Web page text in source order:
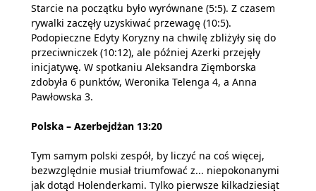
Starcie na początku było wyrównane (5:5). Z czasem
rywalki zaczęły uzyskiwać przewagę (10:5).
Podopieczne Edyty Koryzny na chwilę zbliżyły się do
przeciwniczek (10:12), ale później Azerki przejęły
inicjatywę. W spotkaniu Aleksandra Zięmborska
zdobyła 6 punktów, Weronika Telenga 4, a Anna
Pawłowska 3.
Polska – Azerbejdżan 13:20
Tym samym polski zespół, by liczyć na coś więcej,
bezwzględnie musiał triumfować z... niepokonanymi
jak dotąd Holenderkami. Tylko pierwsze kilkadziesiąt